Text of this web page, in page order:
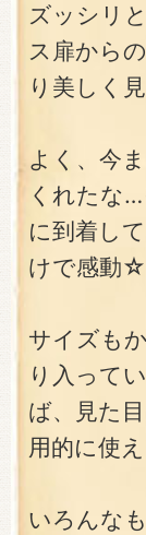
ズッシリ
ス扉から
り美しく
よく、今
くれたな
に到着し
けで感動☆
サイズも
り入って
ば、見た
用的に使え
いろんな